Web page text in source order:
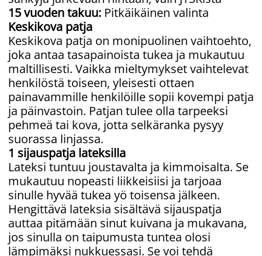
15 vuoden takuu: Pitkäikäinen valinta
Keskikova patja
Keskikova patja on monipuolinen vaihtoehto,
joka antaa tasapainoista tukea ja mukautuu
maltillisesti. Vaikka mieltymykset vaihtelevat
henkilöstä toiseen, yleisesti ottaen
painavammille henkilöille sopii kovempi patja
ja päinvastoin. Patjan tulee olla tarpeeksi
pehmeä tai kova, jotta selkäranka pysyy
suorassa linjassa.
1 sijauspatja lateksilla
Lateksi tuntuu joustavalta ja kimmoisalta. Se
mukautuu nopeasti liikkeisiisi ja tarjoaa
sinulle hyvää tukea yö toisensa jälkeen.
Hengittävä lateksia sisältävä sijauspatja
auttaa pitämään sinut kuivana ja mukavana,
jos sinulla on taipumusta tuntea olosi
lämpimäksi nukkuessasi. Se voi tehdä